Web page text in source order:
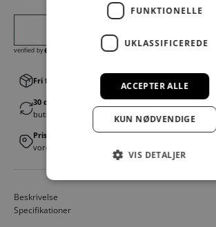
Fri fragt v. køb over 499,00 kr.│Levering 1-3
30 dages fortrydelsesret│Byt eller returner gratis
butikker
Prismatch
│Vi tilbyder landsdækkende
vores FAQ
Beskrivelse
Specifikationer
FUNKTIONELLE
UKLASSIFICEREDE
ACCEPTER ALLE
KUN NØDVENDIGE
VIS DETALJER